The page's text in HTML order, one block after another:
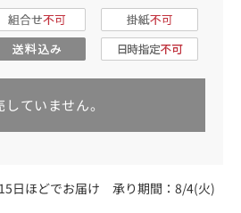
していません。
日ほどでお届け 承り期間：8/4(火)